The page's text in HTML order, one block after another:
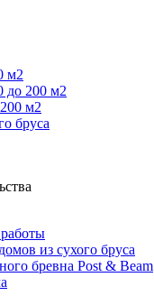
м2
до 200 м2
м2
бруса
из сухого бруса
бревна Post & Beam